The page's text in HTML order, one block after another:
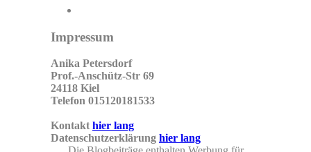
Impressum
Anika Petersdorf
Prof.-Anschütz-Str 69
24118 Kiel
Telefon 015120181533
Kontakt hier lang
Datenschutzerklärung hier lang